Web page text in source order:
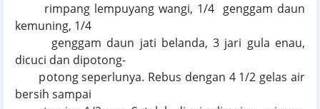
rimpang lempuyang wangi, 1/4 genggam daun
kemuning, 1/4
genggam daun jati belanda, 3 jari gula enau,
dicuci dan dipotong-
potong seperlunya. Rebus dengan 4 1/2 gelas air
bersih sampai